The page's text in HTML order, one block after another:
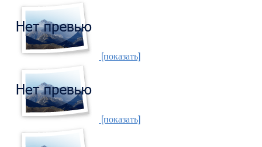
[показать]
[показать]